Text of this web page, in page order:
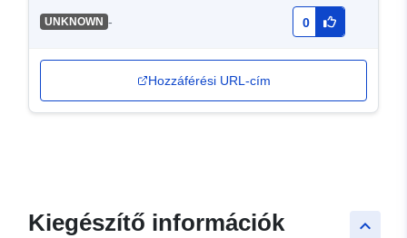
UNKNOWN - 0
Hozzáférési URL-cím
keyboard_arrow_up
Kiegészítő információk